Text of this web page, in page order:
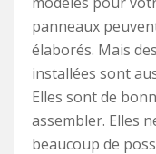
panneaux
élaborés. Mais
installées sont
Elles sont de
assembler. Elles
beaucoup de